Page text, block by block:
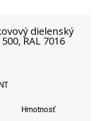
dielenský
RAL 7016
Hmotnosť